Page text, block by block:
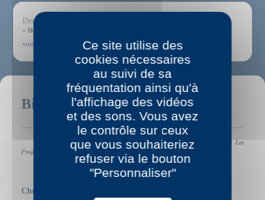
Dernier billet dans l'atelier
« Binz ou sauce tomate et sans couvercle »
voir plus →
Biographie
Louise Rose est née en 1996 à Nancy, vit au Havre et travaille à Paris.Les
Projectiles
est son premier roman.
Chez P.O.L
Ce site utilise des
cookies nécessaires
au suivi de sa
fréquentation ainsi qu'à
l'affichage des vidéos
et des sons. Vous avez
le contrôle sur ceux
que vous souhaiteriez
refuser via le bouton
"Personnaliser"